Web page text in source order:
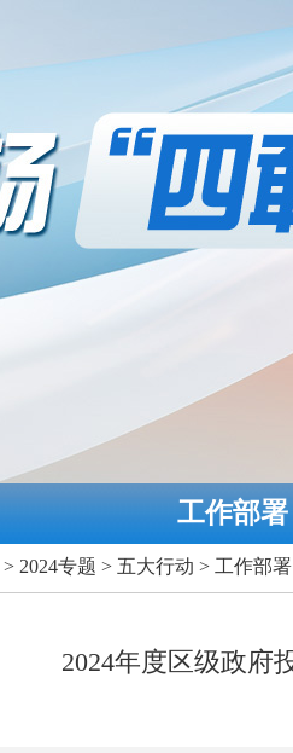
工作部署
> 2024专题 > 五大行动 > 工作部署
2024年度区级政府